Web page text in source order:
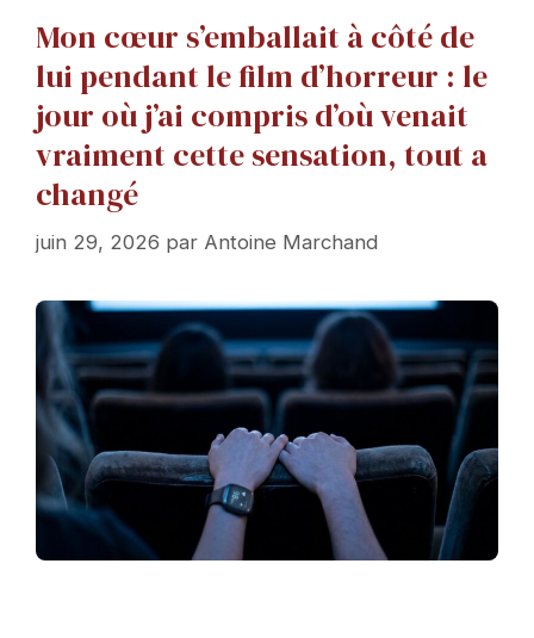
Mon cœur s’emballait à côté de
lui pendant le film d’horreur : le
jour où j’ai compris d’où venait
vraiment cette sensation, tout a
changé
juin 29, 2026 par Antoine Marchand